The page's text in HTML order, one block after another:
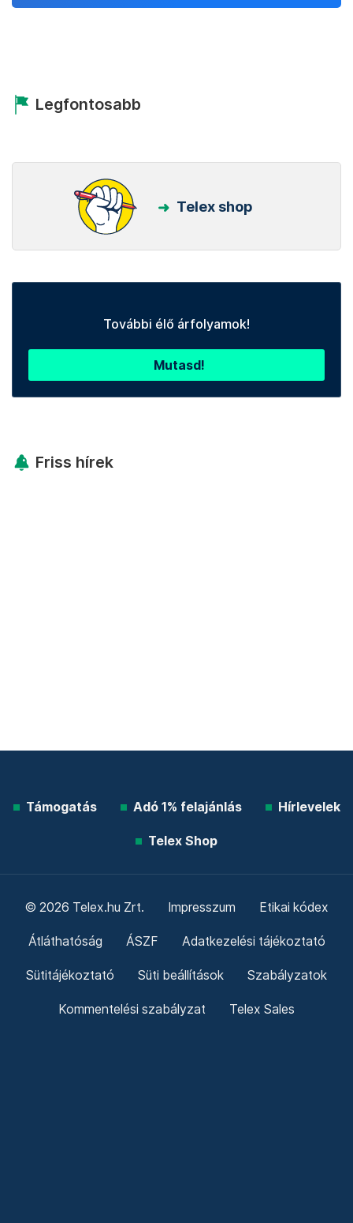
Legfontosabb
Telex shop
További élő árfolyamok!
Mutasd!
Friss hírek
Támogatás Adó 1% felajánlás Hírlevelek
Telex Shop
© 2026 Telex.hu Zrt. Impresszum Etikai kódex
Átláthatóság ÁSZF Adatkezelési tájékoztató
Sütitájékoztató Süti beállítások Szabályzatok
Kommentelési szabályzat Telex Sales